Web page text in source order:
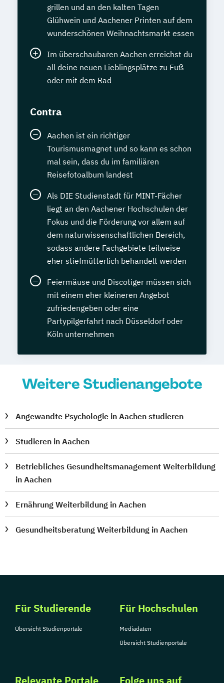
grillen und an den kalten Tagen
Glühwein und Aachener Printen auf dem
wunderschönen Weihnachtsmarkt essen
Im überschaubaren Aachen erreichst du
all deine neuen Lieblingsplätze zu Fuß
oder mit dem Rad
Contra
Aachen ist ein richtiger
Tourismusmagnet und so kann es schon
mal sein, dass du im familiären
Reisefotoalbum landest
Als DIE Studienstadt für MINT-Fächer
liegt an den Aachener Hochschulen der
Fokus und die Förderung vor allem auf
dem naturwissenschaftlichen Bereich,
sodass andere Fachgebiete teilweise
eher stiefmütterlich behandelt werden
Feiermäuse und Discotiger müssen sich
mit einem eher kleineren Angebot
zufriedengeben oder eine
Partypilgerfahrt nach Düsseldorf oder
Köln unternehmen
Weitere Studienangebote
Angewandte Psychologie in Aachen studieren
Studieren in Aachen
Betriebliches Gesundheitsmanagement Weiterbildung
in Aachen
Ernährung Weiterbildung in Aachen
Gesundheitsberatung Weiterbildung in Aachen
Für Studierende
Übersicht Studienportale
Für Hochschulen
Mediadaten
Übersicht Studienportale
Relevante Portale Folge uns auf